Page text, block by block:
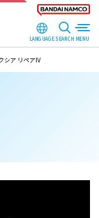
LANGUAGESEARCH
シア リペアIV